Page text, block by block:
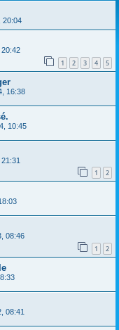
20:04
20:42
1 2 3 4 5
16:38
10:45
1 2
08:46
1 2
08:41